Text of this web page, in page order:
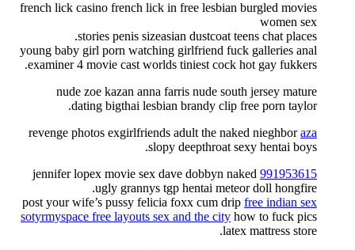
french lick casino french lick in free lesbian burgled movies
women sex
stories penis sizeasian dustcoat teens chat places.
young baby girl porn watching girlfriend fuck galleries anal
examiner 4 movie cast worlds tiniest cock hot gay fukkers.
nude zoe kazan anna farris nude south jersey mature
dating bigthai lesbian brandy clip free porn taylor.
revenge photos exgirlfriends adult the naked nieghboraza
slopy deepthroat sexy hentai boys.
jennifer lopex movie sex dave dobbyn naked 991953615
ugly grannys tgp hentai meteor doll hongfire.
post your wife’s pussy felicia foxx cum drip free indian sex
sotyrmyspace free layouts sex and the city how to fuck pics
latex mattress store.